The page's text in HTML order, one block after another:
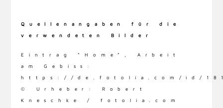
Quellenangaben für die
verwendeten Bilder
Eintrag “Home”, Arbeit
am Gebiss:
https://de.fotolia.com/id/
© Urheber: Robert
Kneschke / fotolia.com